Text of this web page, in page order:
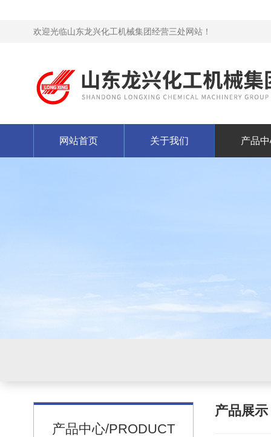
欢迎光临山东龙兴化工机械集团经营三处网站！
网站首页 关于我们 产品
产品中心/PRODUCT
产品展示